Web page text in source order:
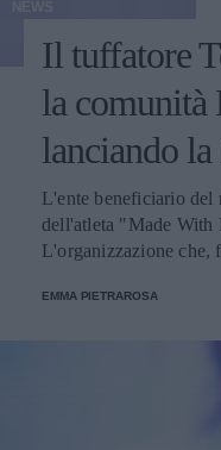
Il tuffatore
la
lanciando
L'ente beneficiario del
dell'atleta "Made
L'organizzazione che,
dopo il ritorno al
EMMA PIETRAROSA